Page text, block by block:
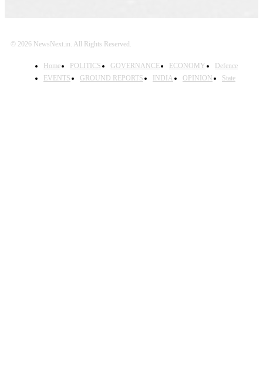
© 2026 NewsNext.in. All Rights Reserved.
Home POLITICS GOVERNANCE ECONOMY
Defence
EVENTS
GROUND REPORTS INDIA OPINION State